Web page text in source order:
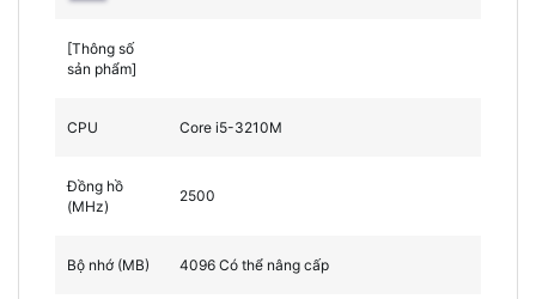
[Thông số
sản phẩm]
CPU Core i5-3210M
Đồng hồ
(MHz)
2500
Bộ nhớ (MB) 4096 Có thể nâng cấp